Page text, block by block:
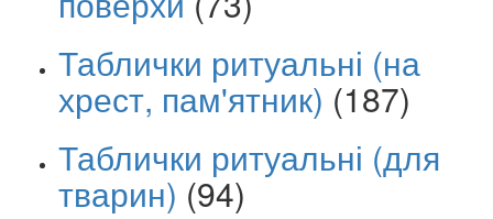
Таблички ритуальні (на
хрест, пам'ятник) (187)
Таблички ритуальні (для
тварин) (94)